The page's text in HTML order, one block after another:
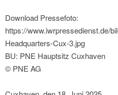
Download Pressefoto:
https://www.iwrpressedienst.de/
Headquarters-Cux-3.jpg
BU: PNE Hauptsitz Cuxhaven
© PNE AG